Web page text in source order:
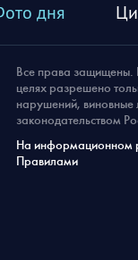
дня
Все права защищены.
целях разрешено
нарушений, виновные
законодательством
На информационном
Правилами